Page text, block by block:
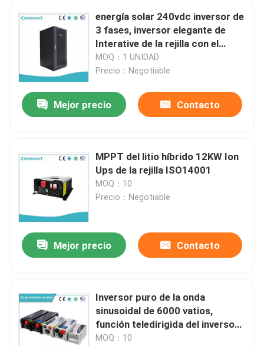
energía solar 240vdc inversor de
3 fases, inversor elegante de
Interative de la rejilla con el
regulador solar de MPPT
MOQ：1 UNIDAD
Precio：Negotiable
Mejor precio Contacto
MPPT del litio híbrido 12KW Ion
Ups de la rejilla ISO14001
MOQ：10
Precio：Negotiable
Mejor precio Contacto
Inversor puro de la onda
sinusoidal de 6000 vatios,
función teledirigida del inversor
solar de 6000 vatios
MOQ：10